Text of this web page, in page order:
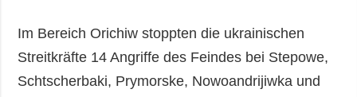
Im Bereich Orichiw stoppten die ukrainischen
Streitkräfte 14 Angriffe des Feindes bei Stepowe,
Schtscherbaki, Prymorske, Nowoandrijiwka und